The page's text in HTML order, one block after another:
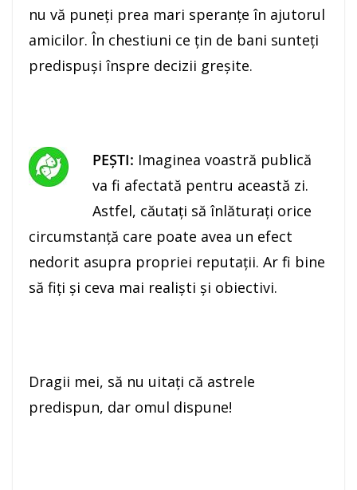
nu vă puneţi prea mari speranţe în ajutorul
amicilor. În chestiuni ce ţin de bani sunteţi
predispuşi înspre decizii greşite.
PEŞTI: Imaginea voastră publică
va fi afectată pentru această zi.
Astfel, căutaţi să înlăturaţi orice
circumstanţă care poate avea un efect
nedorit asupra propriei reputaţii. Ar fi bine
să fiţi şi ceva mai realişti şi obiectivi.
Dragii mei, să nu uitaţi că astrele
predispun, dar omul dispune!